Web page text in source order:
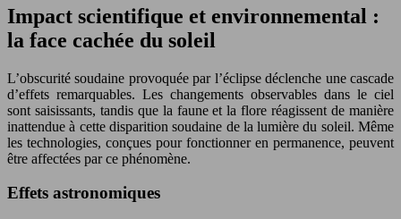
Impact scientifique et environnemental :
la face cachée du soleil
L’obscurité soudaine provoquée par l’éclipse déclenche une cascade
d’effets remarquables. Les changements observables dans le ciel
sont saisissants, tandis que la faune et la flore réagissent de manière
inattendue à cette disparition soudaine de la lumière du soleil. Même
les technologies, conçues pour fonctionner en permanence, peuvent
être affectées par ce phénomène.
Effets astronomiques